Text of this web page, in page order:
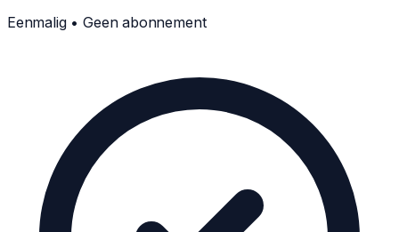
Eenmalig • Geen abonnement